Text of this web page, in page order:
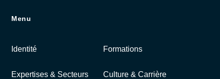
Menu
Identité Formations
Expertises & Secteurs Culture & Carrière